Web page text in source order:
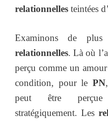
relationnelles teintées
Examinons de
relationnelles. Là où
perçu comme un
condition, pour le PN
peut être perçue
stratégiquement. Les